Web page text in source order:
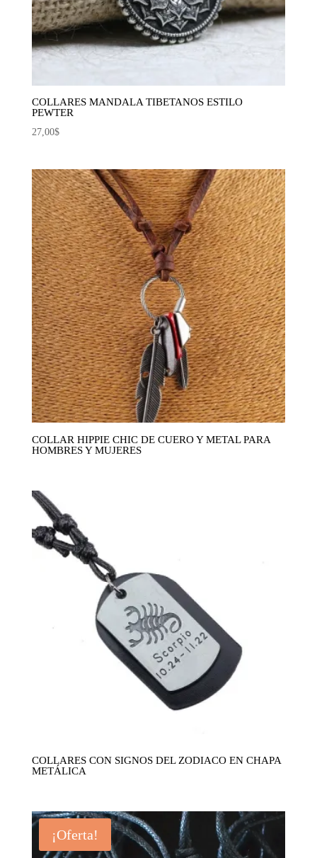
COLLARES MANDALA TIBETANOS ESTILO
PEWTER
27,00$
COLLAR HIPPIE CHIC DE CUERO Y METAL PARA
HOMBRES Y MUJERES
COLLARES CON SIGNOS DEL ZODIACO EN CHAPA
METÁLICA
¡Oferta!